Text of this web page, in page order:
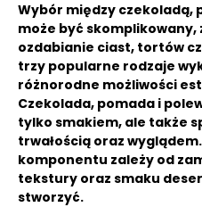
Wybór między czekoladą,
może być skomplikowany,
ozdabianie ciast, tortów
trzy popularne rodzaje
różnorodne możliwości
Czekolada, pomada i
tylko smakiem, ale także
trwałością oraz
komponentu zależy od
tekstury oraz smaku
stworzyć.